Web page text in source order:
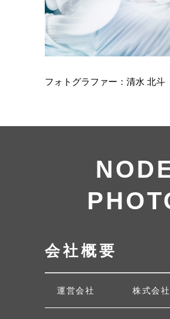
フォトグラファー：清水 北斗
会社概要
運営会社 株式会